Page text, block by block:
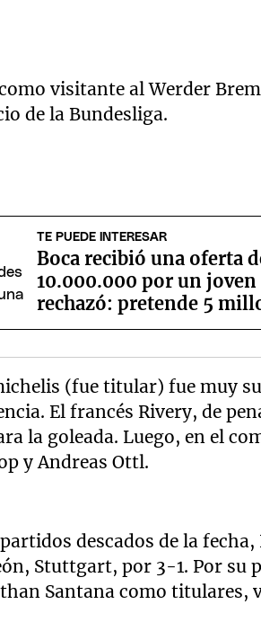
visitante al Werder
de la Bundesliga.
TE PUEDE INTERESAR
Boca recibió una oferta
10.000.000 por un
rechazó: pretende 5
(fue titular) fue muy
El francés Rivery, de
la goleada. Luego, en el
y Andreas Ottl.
descados de la
Stuttgart, por 3-1. Por su
Santana como titulares,